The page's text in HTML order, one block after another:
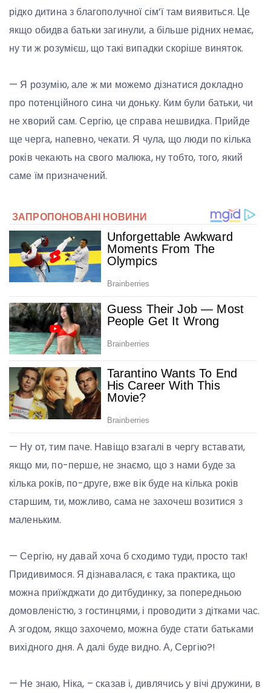
рідко дитина з благополучної сім’ї там виявиться. Це
якщо обидва батьки загинули, а більше рідних немає,
ну ти ж розумієш, що такі випадки скоріше виняток.
— Я розумію, але ж ми можемо дізнатися докладно
про потенційного сина чи доньку. Ким були батьки, чи
не хворий сам. Сергію, це справа нешвидка. Прийде
ще черга, напевно, чекати. Я чула, що люди по кілька
років чекають на свого малюка, ну тобто, того, який
саме їм призначений.
— Ну от, тим паче. Навіщо взагалі в чергу вставати,
якщо ми, по-перше, не знаємо, що з нами буде за
кілька років, по-друге, вже вік буде на кілька років
старшим, ти, можливо, сама не захочеш возитися з
маленьким.
— Сергію, ну давай хоча б сходимо туди, просто так!
Придивимося. Я дізнавалася, є така практика, що
можна приїжджати до дитбудинку, за попередньою
домовленістю, з гостинцями, і проводити з дітками час.
А згодом, якщо захочемо, можна буде стати батьками
вихідного дня. А далі буде видно. А, Сергію?!
— Не знаю, Ніка, – сказав і, дивлячись у вічі дружини, в